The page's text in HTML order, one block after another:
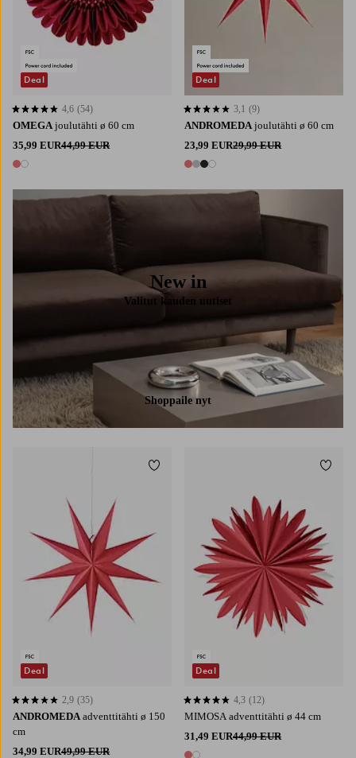
OMEGA joulutähti ø 60 cm
35,99 EUR44,99 EUR
2 värejä
4,6 perustuen 54 arvosanaan
4,6 (54)
Deal
ANDROMEDA joulutähti ø 60 cm
23,99 EUR29,99 EUR
4 värejä
3,1 perustuen 9 arvosanaan
3,1 (9)
Deal
New in
Valitut kauden uutiset
Shoppaile nyt
ANDROMEDA adventtitähti ø 150
cm
34,99 EUR49,99 EUR
2,9 perustuen 35 arvosanaan
2,9 (35)
Deal
Lisää suosikkeihin
MIMOSA adventtitähti ø 44 cm
31,49 EUR44,99 EUR
4,3 perustuen 12 arvosanaan
4,3 (12)
Deal
Lisää